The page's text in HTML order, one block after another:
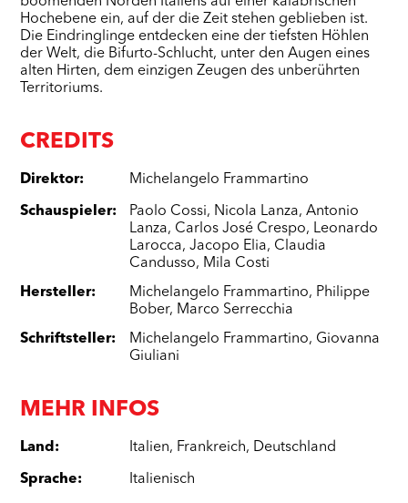
Hochebene ein, auf der die Zeit stehen geblieben ist.
Die Eindringlinge entdecken eine der tiefsten Höhlen
der Welt, die Bifurto-Schlucht, unter den Augen eines
alten Hirten, dem einzigen Zeugen des unberührten
Territoriums.
CREDITS
Direktor: Michelangelo Frammartino
Schauspieler: Paolo Cossi, Nicola Lanza,Antonio
Lanza, Carlos José Crespo, Leonardo
Larocca,Jacopo Elia, Claudia
Candusso, Mila Costi
Hersteller: Michelangelo Frammartino, Philippe
Bober, Marco Serrecchia
Schriftsteller: Michelangelo Frammartino, Giovanna
Giuliani
MEHR INFOS
Land: Italien, Frankreich, Deutschland
Sprache: Italienisch